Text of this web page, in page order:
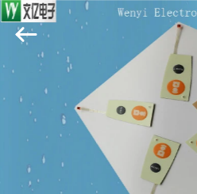
ΣΠΊΤΙ
ΠΡΟΪΌΝΤΑ
ΠΕΡΊΠΟΥ
Jinyuanhang
Electronic
Technology
Co.,
Reserved.